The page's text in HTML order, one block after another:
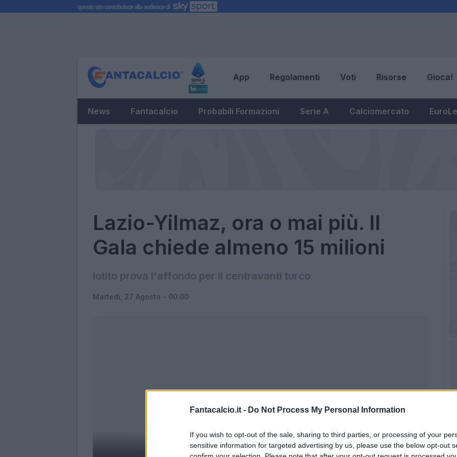
Fantacalcio.it - Do Not Process My Personal Information
If you wish to opt-out of the sale, sharing to third parties, or processing of your
sensitive information for targeted advertising by us, please use the below opt-out
App Regolamenti Voti Risorse Gioca!
News Fantacalcio Probabili Formazioni Serie A Calciomercato
Lazio-Yilmaz, ora o mai più. Il
Gala chiede almeno 15 milioni
lotito prova l'affondo per il centravanti turco
Martedì, 27 Agosto - 00:00